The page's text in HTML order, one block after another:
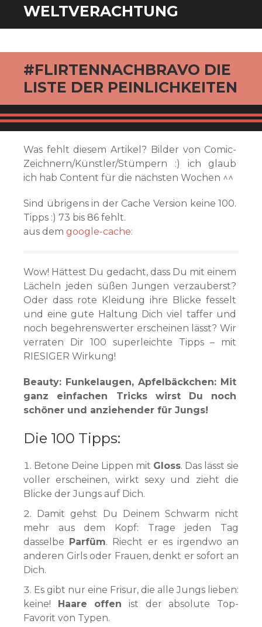
WELTVERACHTUNG
#FLIRTENNACHBRAVO DIE
LISTE DER PEINLICHKEITEN
Was fehlt diesem Artikel? Bilder von Comic-
Zeichnern/Künstler/Stümpern :) ich glaub
ich hab Content für die nächsten Wochen ^^
Sind übrigens in der Cache Version keine 100.
Tipps :) 73 bis 86 fehlt.
aus dem google-cache:
Wow! Hättest Du gedacht, dass Du mit einem
Lächeln jeden süßen Jungen verzauberst?
Oder dass rote Kleidung ihre Blicke fesselt
und eine gute Haltung Dich viel taffer und
noch begehrenswerter erscheinen lässt? Wir
verraten Dir 100 superleichte Tipps – mit
RIESIGER Wirkung!
Beauty: Funkelaugen, Apfelbäckchen: Mit
ganz einfachen Tricks wirst Du noch
schöner und anziehender für Jungs!
Die 100 Tipps:
Betone Deine Lippen mit Gloss. Das lässt sie
voller erscheinen, wirkt sexy und zieht die
Blicke der Jungs auf Dich.
Damit gehst Du Deinem Schwarm nicht
mehr aus dem Kopf: Trage jeden Tag
dasselbe Parfüm. Riecht er es irgendwo an
anderen Girls oder Frauen, denkt er sofort an
Dich.
Es gibt nur eine Frisur, die alle Jungs lieben:
keine! Haare offen ist der absolute Top-
Favorit von Typen.